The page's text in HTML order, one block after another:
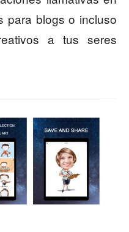
para blogs o incluso
a tus seres